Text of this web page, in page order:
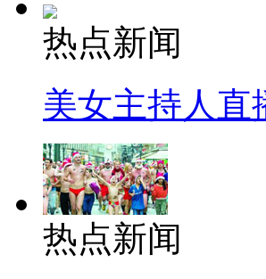
热点新闻
美女主持人直
热点新闻